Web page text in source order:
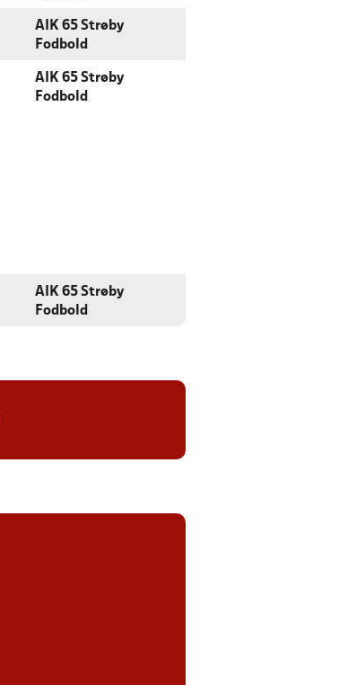
AIK 65 Strøby
Fodbold
AIK 65 Strøby
Fodbold
AIK 65 Strøby
Fodbold